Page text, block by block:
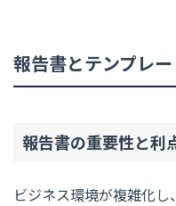
報告書とテンプレ
報告書の重要性と利
ビジネス環境が複雑化